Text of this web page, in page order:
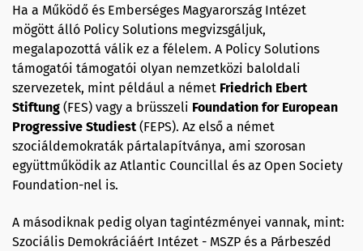
Ha a Működő és Emberséges Magyarország Intézet
mögött álló Policy Solutions megvizsgáljuk,
megalapozottá válik ez a félelem. A Policy Solutions
támogatói támogatói olyan nemzetközi baloldali
szervezetek, mint például a német Friedrich Ebert
Stiftung (FES) vagy a brüsszeli Foundation for European
Progressive Studiest(FEPS). Az első a német
szociáldemokraták pártalapítványa, ami szorosan
együttműködik az Atlantic Councillal és az Open Society
Foundation-nel is.
A másodiknak pedig olyan tagintézményei vannak, mint:
Szociális Demokráciáért Intézet - MSZP és a Párbeszéd